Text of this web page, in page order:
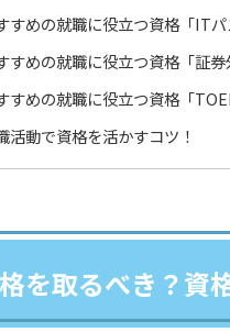
すめの就職に役立つ資格「ITパ
すめの就職に役立つ資格「証券
すめの就職に役立つ資格「
活動で資格を活かすコツ！
を取るべき？資